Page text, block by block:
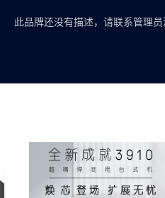
此品牌还没有描述，请联系管理